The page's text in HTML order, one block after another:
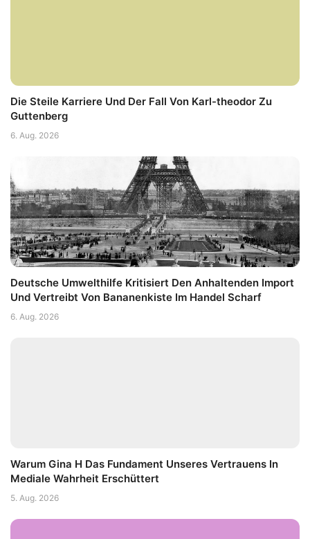
Die Steile Karriere Und Der Fall Von Karl-theodor Zu
Guttenberg
6. Aug. 2026
Deutsche Umwelthilfe Kritisiert Den Anhaltenden Import
Und Vertreibt Von Bananenkiste Im Handel Scharf
6. Aug. 2026
Warum Gina H Das Fundament Unseres Vertrauens In
Mediale Wahrheit Erschüttert
5. Aug. 2026